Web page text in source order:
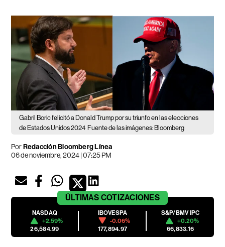
Gabril Boric felicitó a Donald Trump por su triunfo en las elecciones
de Estados Unidos 2024 Fuente de las imágenes: Bloomberg
PorRedacción Bloomberg Línea
06 de noviembre, 2024 | 07:25 PM
ÚLTIMAS COTIZACIONES
NASDAQ
+2.59%
26,584.99
IBOVESPA
-0.06%
177,894.97
S&P/BMV IPC
+0.20%
66,833.16